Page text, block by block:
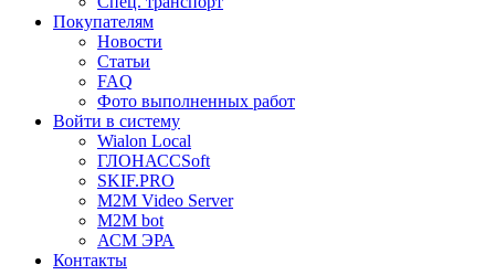
Покупателям
Новости
Статьи
FAQ
Фото выполненных работ
Войти в систему
Wialon Local
ГЛОНАССSoft
SKIF.PRO
M2M Video Server
М2М bot
АСМ ЭРА
Контакты